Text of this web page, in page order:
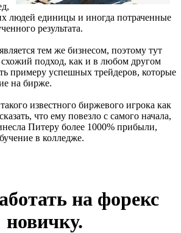
людей единицы и иногда потраченные
результата.
тем же бизнесом, поэтому тут
подход, как и в любом другом
примеру успешных трейдеров, которые
на бирже.
известного биржевого игрока как
что ему повезло с самого начала,
Питеру более 1000% прибыли,
в колледже.
на форекс
новичку.